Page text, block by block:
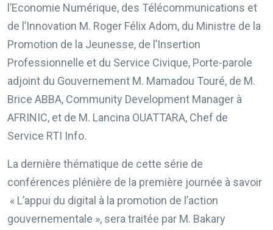
l’Economie Numérique, des Télécommunications et
de l’Innovation M. Roger Félix Adom, du Ministre de la
Promotion de la Jeunesse, de l’Insertion
Professionnelle et du Service Civique, Porte-parole
adjoint du Gouvernement M. Mamadou Touré, de M.
Brice ABBA, Community Development Manager à
AFRINIC, et de M. Lancina OUATTARA, Chef de
Service RTI Info.
La dernière thématique de cette série de
conférences plénière de la première journée à savoir
« L’appui du digital à la promotion de l’action
gouvernementale », sera traitée par M. Bakary